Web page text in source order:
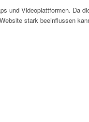
und Videoplattformen.
stark beeinflussen